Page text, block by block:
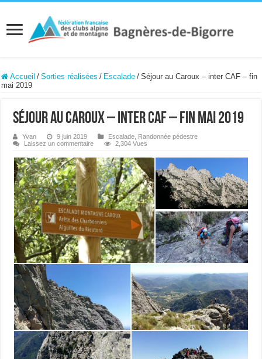
Accueil / Sorties réalisées / Escalade / Séjour au Caroux – inter CAF – fin
mai 2019
Séjour au Caroux – inter CAF – fin mai 2019
Yvan 9 juin 2019 Escalade Randonnée pédestre
Laissez un commentaire
2,304 Vues